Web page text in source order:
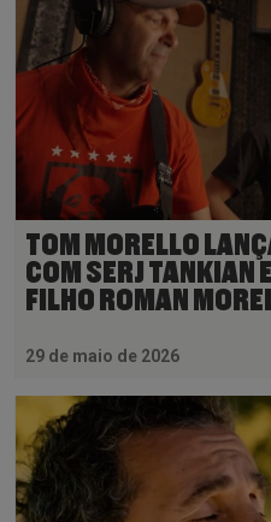
TOM MORELLO
COM SERJ TANKIAN
FILHO ROMAN
29 de maio de 2026